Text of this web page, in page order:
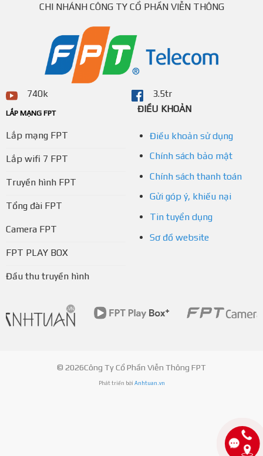
CHI NHÁNH CÔNG TY CỔ PHẦN VIỄN THÔNG
740k 3.5tr
LẮP MẠNG FPT
Lắp mạng FPT
Lắp wifi 7 FPT
Truyền hình FPT
Tổng đài FPT
Camera FPT
FPT PLAY BOX
Đầu thu truyền hình
ĐIỀU KHOẢN
Điều khoản sử dụng
Chính sách bảo mật
Chính sách thanh toán
Gửi góp ý, khiếu nại
Tin tuyển dụng
Sơ đồ website
© 2026Công Ty Cổ Phần Viễn Thông FPT
Phát triển bởi Anhtuan.vn